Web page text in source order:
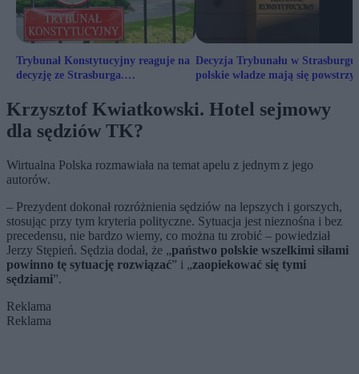
Trybunał Konstytucyjny reaguje na
decyzję ze Strasburga.
Decyzja Trybunału w
polskie władze mają się
Krzysztof Kwiatkowski. Hotel sejmowy
dla sędziów TK?
Wirtualna Polska rozmawiała na temat apelu z jednym z jego
autorów.
– Prezydent dokonał rozróżnienia sędziów na lepszych i gorszych,
stosując przy tym kryteria polityczne. Sytuacja jest nieznośna i bez
precedensu, nie bardzo wiemy, co można tu zrobić – powiedział
Jerzy Stępień. Sędzia dodał, że „państwo polskie wszelkimi siłami
powinno tę sytuację rozwiązać” i „zaopiekować się tymi
sędziami”.
Reklama
Reklama